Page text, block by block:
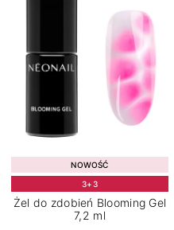
NOWOŚĆ
3+3
Żel do zdobień Blooming Gel
7,2 ml